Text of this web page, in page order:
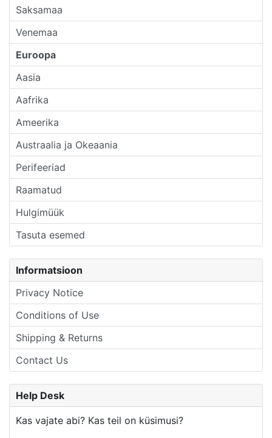
Saksamaa
Venemaa
Euroopa
Aasia
Aafrika
Ameerika
Austraalia ja Okeaania
Perifeeriad
Raamatud
Hulgimüük
Tasuta esemed
Informatsioon
Privacy Notice
Conditions of Use
Shipping & Returns
Contact Us
Help Desk
Kas vajate abi? Kas teil on küsimusi?